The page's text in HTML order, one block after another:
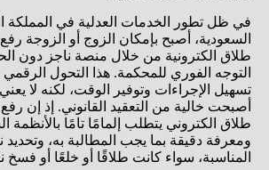
في ظل تطور الخدمات العدلية في المملكة
السعودية، أصبح بإمكان الزوج أو الزوجة
طلاق الكترونية من خلال منصة ناجز دون
التوجه الفوري للمحكمة. هذا التحول
تسهيل الإجراءات وتوفير الوقت، لكنه لا يعني
أصبحت خالية من التعقيد القانوني. إذ إن
طلاق الكتروني يتطلب إلمامًا تامًا بالأنظمة
ومعرفة دقيقة بما يجب المطالبة به، وتحديد
المناسبة، سواء كانت طلاقًا أو خلعًا أو فسخ